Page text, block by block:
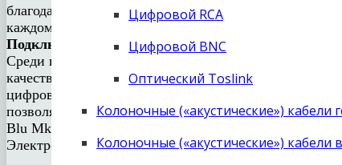
Цифровой RCA
Цифровой BNC
Оптический Toslink
Колоночные («акустические») кабели
Колоночные («акустические») кабели
благодаря передовым методам цифроаналогового
каждом доме цифровых источников музыки:
Подключения
Среди входных интерфейсов для подключения
качестве устройства воспроизведения с
цифровых устройств от спутникового телевидения
позволяет использовать цифровые источники
Blu Mk II).
Электропитание Chord Qutest вынесено во